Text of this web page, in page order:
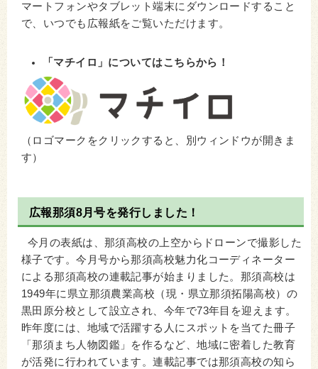
マートフォンやタブレット端末にダウンロードすること
で、いつでも広報紙をご覧いただけます。
「マチイロ」についてはこちらから！
（ロゴマークをクリックすると、別ウィンドウが開きま
す）
広報那須8月号を発行しました！
今月の表紙は、那須高校の上空からドローンで撮影した
様子です。今月号から那須高校魅力化コーディネーター
による那須高校の連載記事が始まりました。那須高校は
1949年に県立那須農業高校（現・県立那須拓陽高校）の
黒田原分校として設立され、今年で73年目を迎えます。
昨年度には、地域で活躍する人にスポットを当てた冊子
「那須まち人物図鑑」を作るなど、地域に密着した教育
が活発に行われています。連載記事では那須高校の知ら